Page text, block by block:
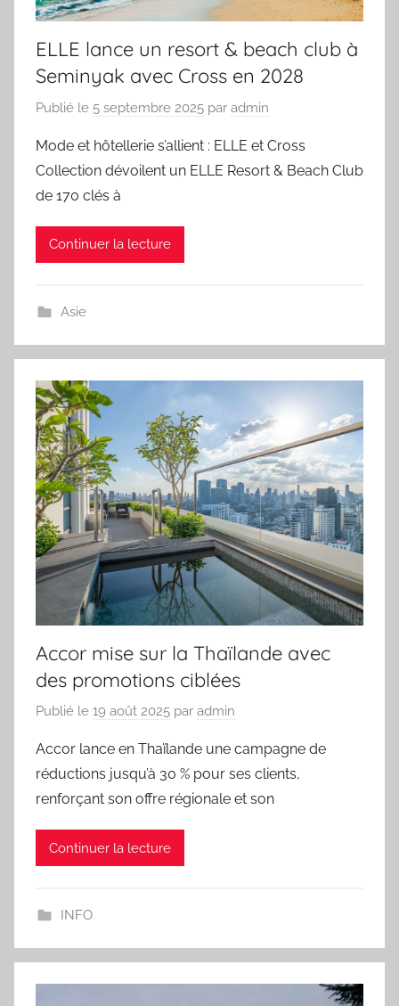
ELLE lance un resort & beach club à
Seminyak avec Cross en 2028
Publié le 5 septembre 2025 par admin
Mode et hôtellerie s’allient : ELLE et Cross
Collection dévoilent un ELLE Resort & Beach Club
de 170 clés à
Continuer la lecture
Asie
Accor mise sur la Thaïlande avec
des promotions ciblées
Publié le 19 août 2025 par admin
Accor lance en Thaïlande une campagne de
réductions jusqu’à 30 % pour ses clients,
renforçant son offre régionale et son
Continuer la lecture
INFO